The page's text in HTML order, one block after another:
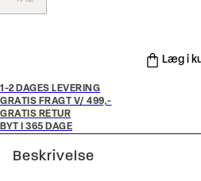
Læg i
1-2 DAGES LEVERING
GRATIS FRAGT V/ 499,-
GRATIS RETUR
BYT I 365 DAGE
Beskrivelse